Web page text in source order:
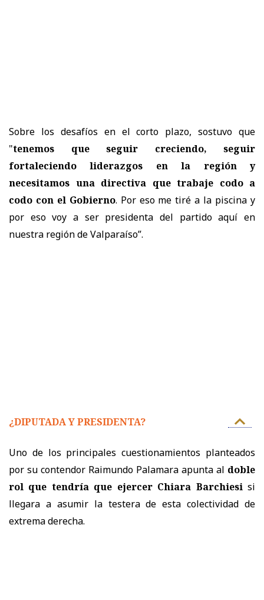
Sobre los desafíos en el corto plazo, sostuvo que
"tenemos que seguir creciendo, seguir
fortaleciendo liderazgos en la región y
necesitamos una directiva que trabaje codo a
codo con el Gobierno. Por eso me tiré a la piscina y
por eso voy a ser presidenta del partido aquí en
nuestra región de Valparaíso”.
¿DIPUTADA Y PRESIDENTA?
Uno de los principales cuestionamientos planteados
por su contendor Raimundo Palamara apunta al doble
rol que tendría que ejercer Chiara Barchiesisi
llegara a asumir la testera de esta colectividad de
extrema derecha.